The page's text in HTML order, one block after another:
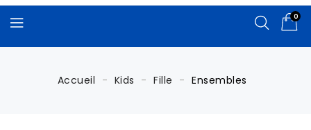
0
Accueil Kids Fille Ensembles